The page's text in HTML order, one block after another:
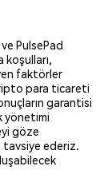
PulsePad
koşulları,
faktörler
para ticareti
garantisi
yönetimi
göze
tavsiye ederiz.